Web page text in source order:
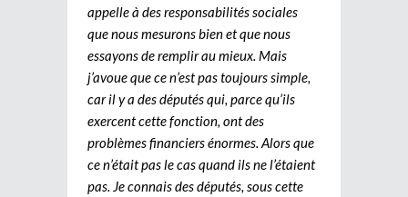
appelle à des responsabilités sociales
que nous mesurons bien et que nous
essayons de remplir au mieux. Mais
j’avoue que ce n’est pas toujours simple,
car il y a des députés qui, parce qu’ils
exercent cette fonction, ont des
problèmes financiers énormes. Alors que
ce n’était pas le cas quand ils ne l’étaient
pas. Je connais des députés, sous cette